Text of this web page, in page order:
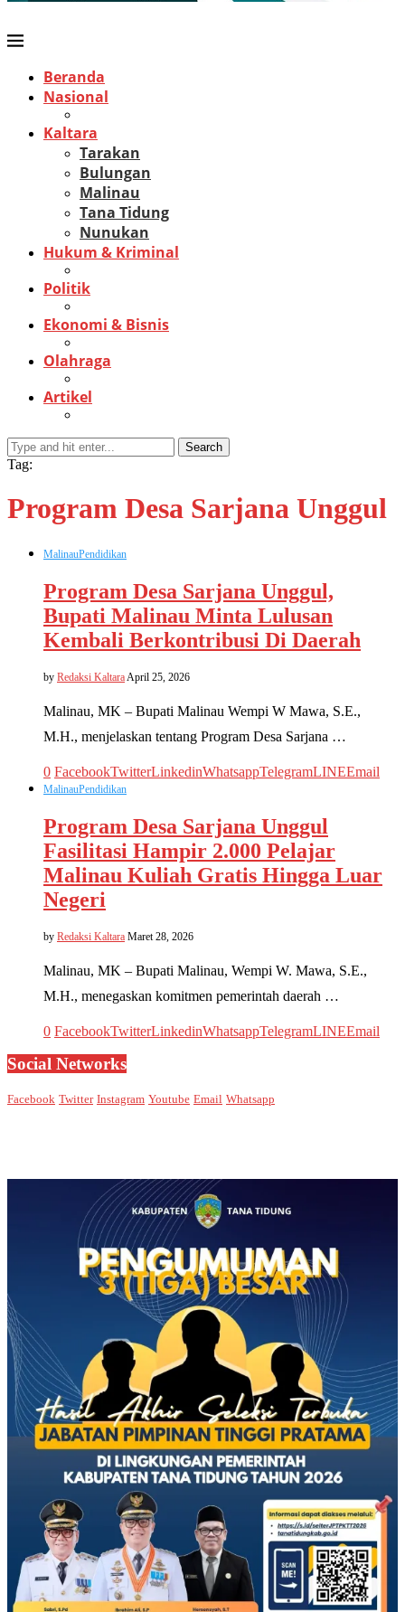
Beranda
Nasional
Kaltara
Tarakan
Bulungan
Malinau
Tana Tidung
Nunukan
Hukum & Kriminal
Politik
Ekonomi & Bisnis
Olahraga
Artikel
Search
Tag:
Program Desa Sarjana Unggul
MalinauPendidikan
Program Desa Sarjana Unggul,
Bupati Malinau Minta Lulusan
Kembali Berkontribusi Di Daerah
by Redaksi Kaltara April 25, 2026
Malinau, MK – Bupati Malinau Wempi W Mawa, S.E.,
M.H., menjelaskan tentang Program Desa Sarjana …
0 FacebookTwitterLinkedinWhatsappTelegramLINEEmail
MalinauPendidikan
Program Desa Sarjana Unggul
Fasilitasi Hampir 2.000 Pelajar
Malinau Kuliah Gratis Hingga Luar
Negeri
by Redaksi Kaltara Maret 28, 2026
Malinau, MK – Bupati Malinau, Wempi W. Mawa, S.E.,
M.H., menegaskan komitmen pemerintah daerah …
0 FacebookTwitterLinkedinWhatsappTelegramLINEEmail
Social Networks
Facebook Twitter Instagram Youtube Email Whatsapp